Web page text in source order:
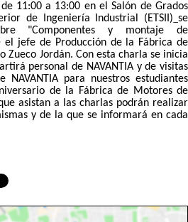
11:00 a 13:00 en el Salón de Grados
de Ingeniería Industrial (ETSII) se
"Componentes y montaje de
el jefe de Producción de la Fábrica de
Zueco Jordán. Con esta charla se inicia
personal de NAVANTIA y de visitas
para nuestros estudiantes
de la Fábrica de Motores de
asistan a las charlas podrán realizar
y de la que se informará en cada